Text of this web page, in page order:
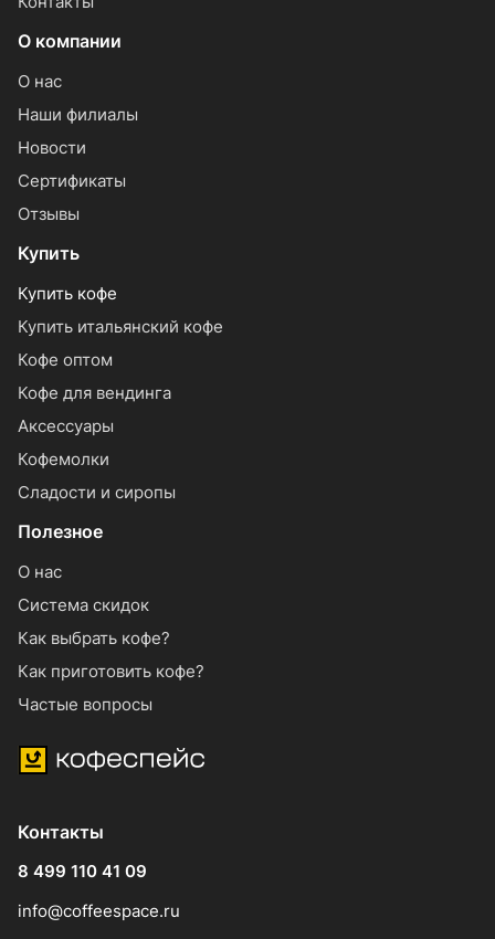
О компании
О нас
Наши филиалы
Новости
Сертификаты
Отзывы
Купить
Купить кофе
Купить итальянский кофе
Кофе оптом
Кофе для вендинга
Аксессуары
Кофемолки
Сладости и сиропы
Полезное
О нас
Система скидок
Как выбрать кофе?
Как приготовить кофе?
Частые вопросы
Контакты
8 499 110 41 09
info@coffeespace.ru